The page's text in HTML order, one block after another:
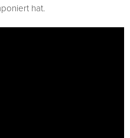
hat.